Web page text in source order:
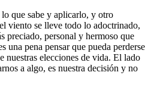
que sabe y aplicarlo, y otro
viento se lleve todo lo adoctrinado,
preciado, personal y hermoso que
una pena pensar que pueda perderse
nuestras elecciones de vida. El lado
a algo, es nuestra decisión y no